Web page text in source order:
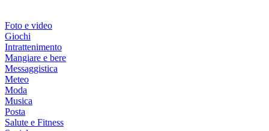
Foto e video
Giochi
Intrattenimento
Mangiare e bere
Messaggistica
Meteo
Moda
Musica
Posta
Salute e Fitness